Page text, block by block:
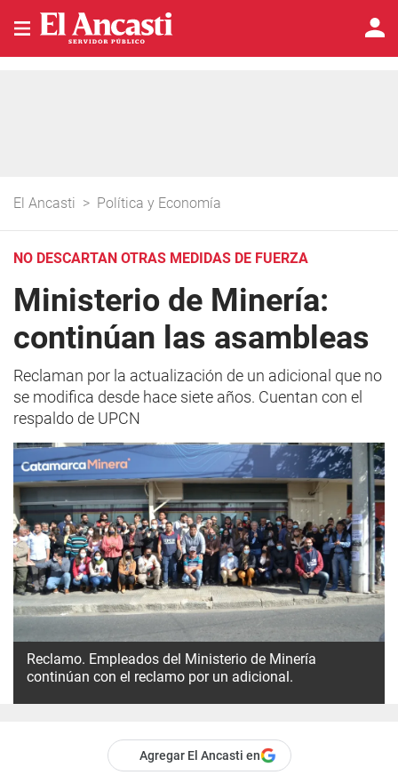
El Ancasti > Política y Economía
NO DESCARTAN OTRAS MEDIDAS DE FUERZA
Ministerio de Minería:
continúan las asambleas
Reclaman por la actualización de un adicional que no
se modifica desde hace siete años. Cuentan con el
respaldo de UPCN
Reclamo. Empleados del Ministerio de Minería
continúan con el reclamo por un adicional.
Agregar El Ancasti en